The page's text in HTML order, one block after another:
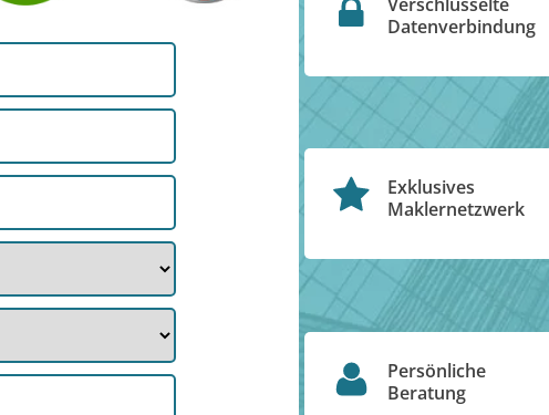
Datenverbindung
Exklusives
Maklernetzwerk
Persönliche
Beratung